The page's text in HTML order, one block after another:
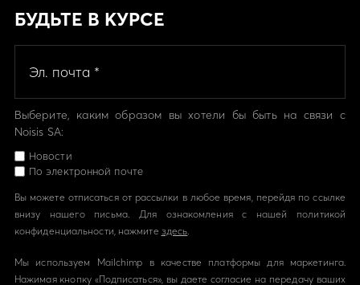
БУДЬТЕ В КУРСЕ
Выберите, каким образом вы хотели бы быть на связи с
Noisis SA:
Новости
По электронной почте
Вы можете отписаться от рассылки в любое время, перейдя по ссылке
внизу нашего письма. Для ознакомления с нашей политикой
конфиденциальности, нажмите здесь
Мы используем Mailchimp в качестве платформы для маркетинга.
Нажимая кнопку «Подписаться», вы даете согласие на передачу ваших